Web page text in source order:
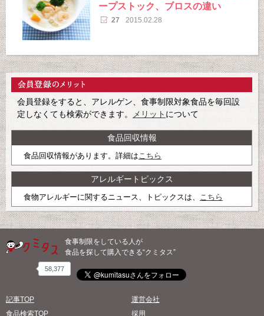
ープストック、ブロスの違い
27 2015.02.28
会員登録をすると、アレルゲン、食事制限対象食品を毎回設
定しなくても検索ができます。
メリット について
食品回収情報
食品回収情報があります。詳細はこちら
アレルギートピックス
食物アレルギーに関するニュース、トピックスは、 こちら
食事制限をしている人が
食品を探して購入できる“クミタス”
58,377
記事TOP
食品検索TOP
運営会社
採用